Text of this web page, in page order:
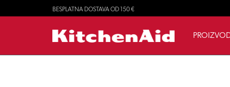
BESPLATNA DOSTAVA OD 150 €